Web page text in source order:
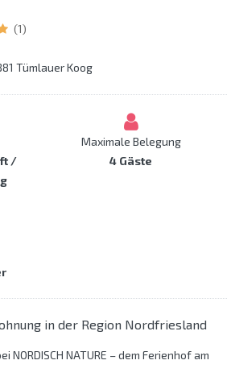
(1)
Tümlauer Koog
/
Maximale Belegung
4 Gäste
in der Region Nordfriesland
NORDISCH NATURE – dem Ferienhof am